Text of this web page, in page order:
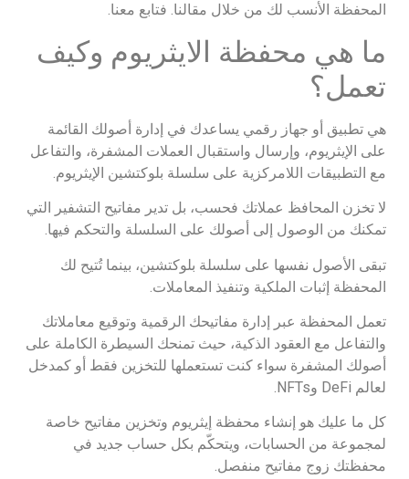
المحفظة الأنسب لك من خلال مقالنا. فتابع معنا.
ما هي محفظة الايثريوم وكيف
تعمل؟
هي تطبيق أو جهاز رقمي يساعدك في إدارة أصولك القائمة
على الإيثريوم، وإرسال واستقبال العملات المشفرة، والتفاعل
مع التطبيقات اللامركزية على سلسلة بلوكتشين الإيثريوم.
لا تخزن المحافظ عملاتك فحسب، بل تدير مفاتيح التشفير التي
تمكنك من الوصول إلى أصولك على السلسلة والتحكم فيها.
تبقى الأصول نفسها على سلسلة بلوكتشين، بينما تُتيح لك
المحفظة إثبات الملكية وتنفيذ المعاملات.
تعمل المحفظة عبر إدارة مفاتيحك الرقمية وتوقيع معاملاتك
والتفاعل مع العقود الذكية، حيث تمنحك السيطرة الكاملة على
أصولك المشفرة سواء كنت تستعملها للتخزين فقط أو كمدخل
لعالم DeFi وNFTs.
كل ما عليك هو إنشاء محفظة إيثريوم وتخزين مفاتيح خاصة
لمجموعة من الحسابات، ويتحكّم بكل حساب جديد في
محفظتك زوج مفاتيح منفصل.